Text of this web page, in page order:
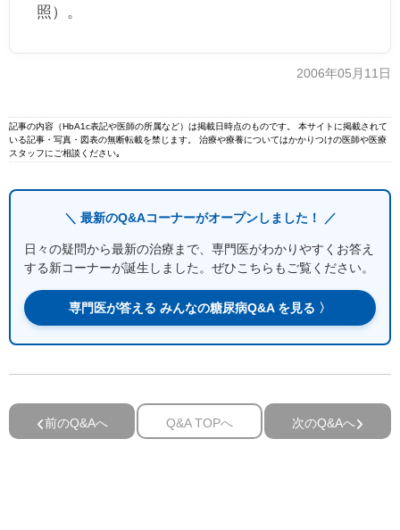
照）。
2006年05月11日
記事の内容（HbA1c表記や医師の所属など）は掲載日時点のものです。 本サイトに掲載されて
いる記事・写真・図表の無断転載を禁じます。 治療や療養についてはかかりつけの医師や医療
スタッフにご相談ください｡
＼ 最新のQ&Aコーナーがオープンしました！ ／
日々の疑問から最新の治療まで、専門医がわかりやすくお答え
する新コーナーが誕生しました。ぜひこちらもご覧ください。
専門医が答える みんなの糖尿病Q&A を見る 〉
前のQ&Aへ Q&A TOPへ 次のQ&Aへ